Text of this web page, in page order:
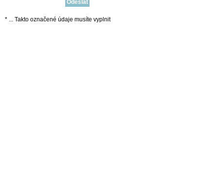
* ... Takto označené údaje musíte vyplnit